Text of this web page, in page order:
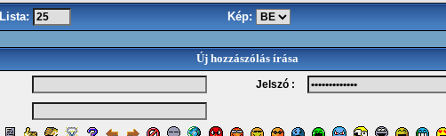
Lista: Kép:
Új hozzászólás írása
Jelszó :